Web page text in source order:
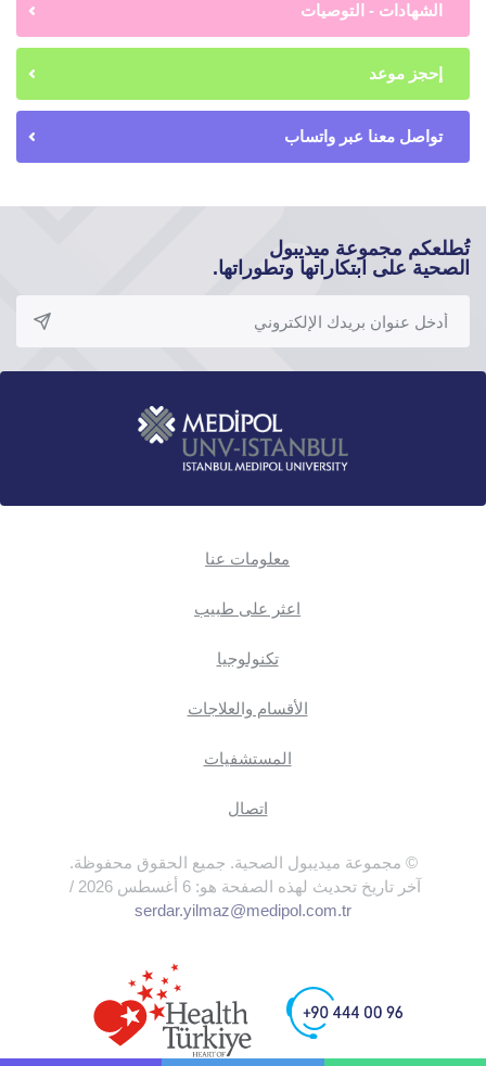
الشهادات - التوصيات
إحجز موعد
تواصل معنا عبر واتساب
تُطلعكم مجموعة ميديبول
الصحية على ابتكاراتها وتطوراتها.
معلومات عنا
اعثر على طبيب
تكنولوجيا
الأقسام والعلاجات
المستشفيات
اتصال
© مجموعة ميديبول الصحية. جميع الحقوق محفوظة.
آخر تاريخ تحديث لهذه الصفحة هو: 6 أغسطس 2026 /
serdar.yilmaz@medipol.com.tr